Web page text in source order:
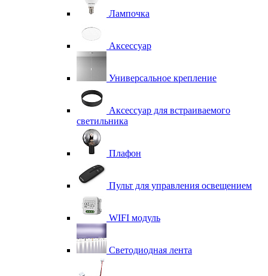
Лампочка
Аксессуар
Универсальное крепление
Аксессуар для встраиваемого
светильника
Плафон
Пульт для управления освещением
WIFI модуль
Светодиодная лента